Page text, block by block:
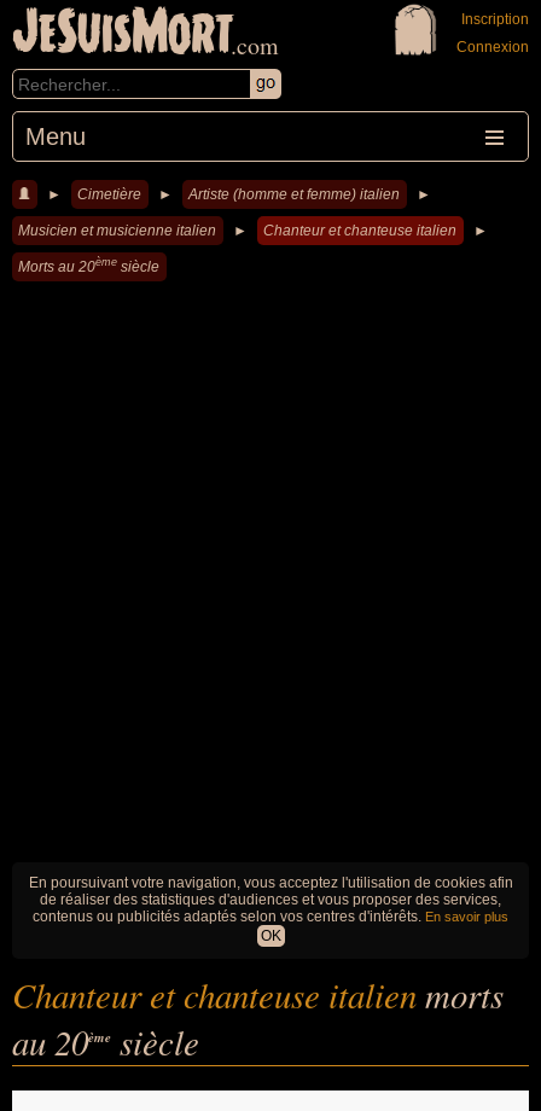
JeSuisMort.com
Menu
Inscription
Connexion
► Cimetière ► Artiste (homme et femme) italien ►
Musicien et musicienne italien ► Chanteur et chanteuse italien ►
Morts au 20ème siècle
En poursuivant votre navigation, vous acceptez l'utilisation de cookies afin
de réaliser des statistiques d'audiences et vous proposer des services,
contenus ou publicités adaptés selon vos centres d'intérêts. En savoir plus
OK
Chanteur et chanteuse italienmorts
au 20ème siècle